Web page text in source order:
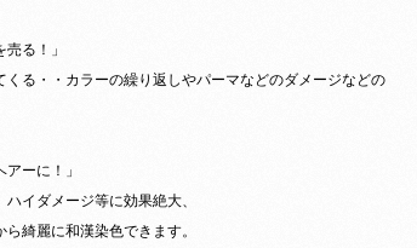
る！」
る・・カラーの繰り返しやパーマなどのダメージなどの
ーに！」
イダメージ等に効果絶大、
綺麗に和漢染色できます。